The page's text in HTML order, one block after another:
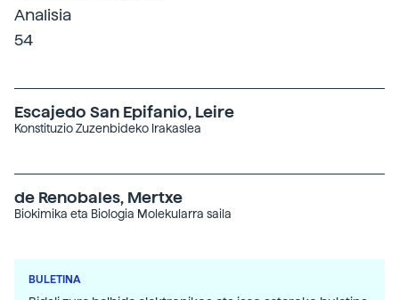
Analisia
54
Escajedo San Epifanio, Leire
Konstituzio Zuzenbideko Irakaslea
de Renobales, Mertxe
Biokimika eta Biologia Molekularra saila
BULETINA